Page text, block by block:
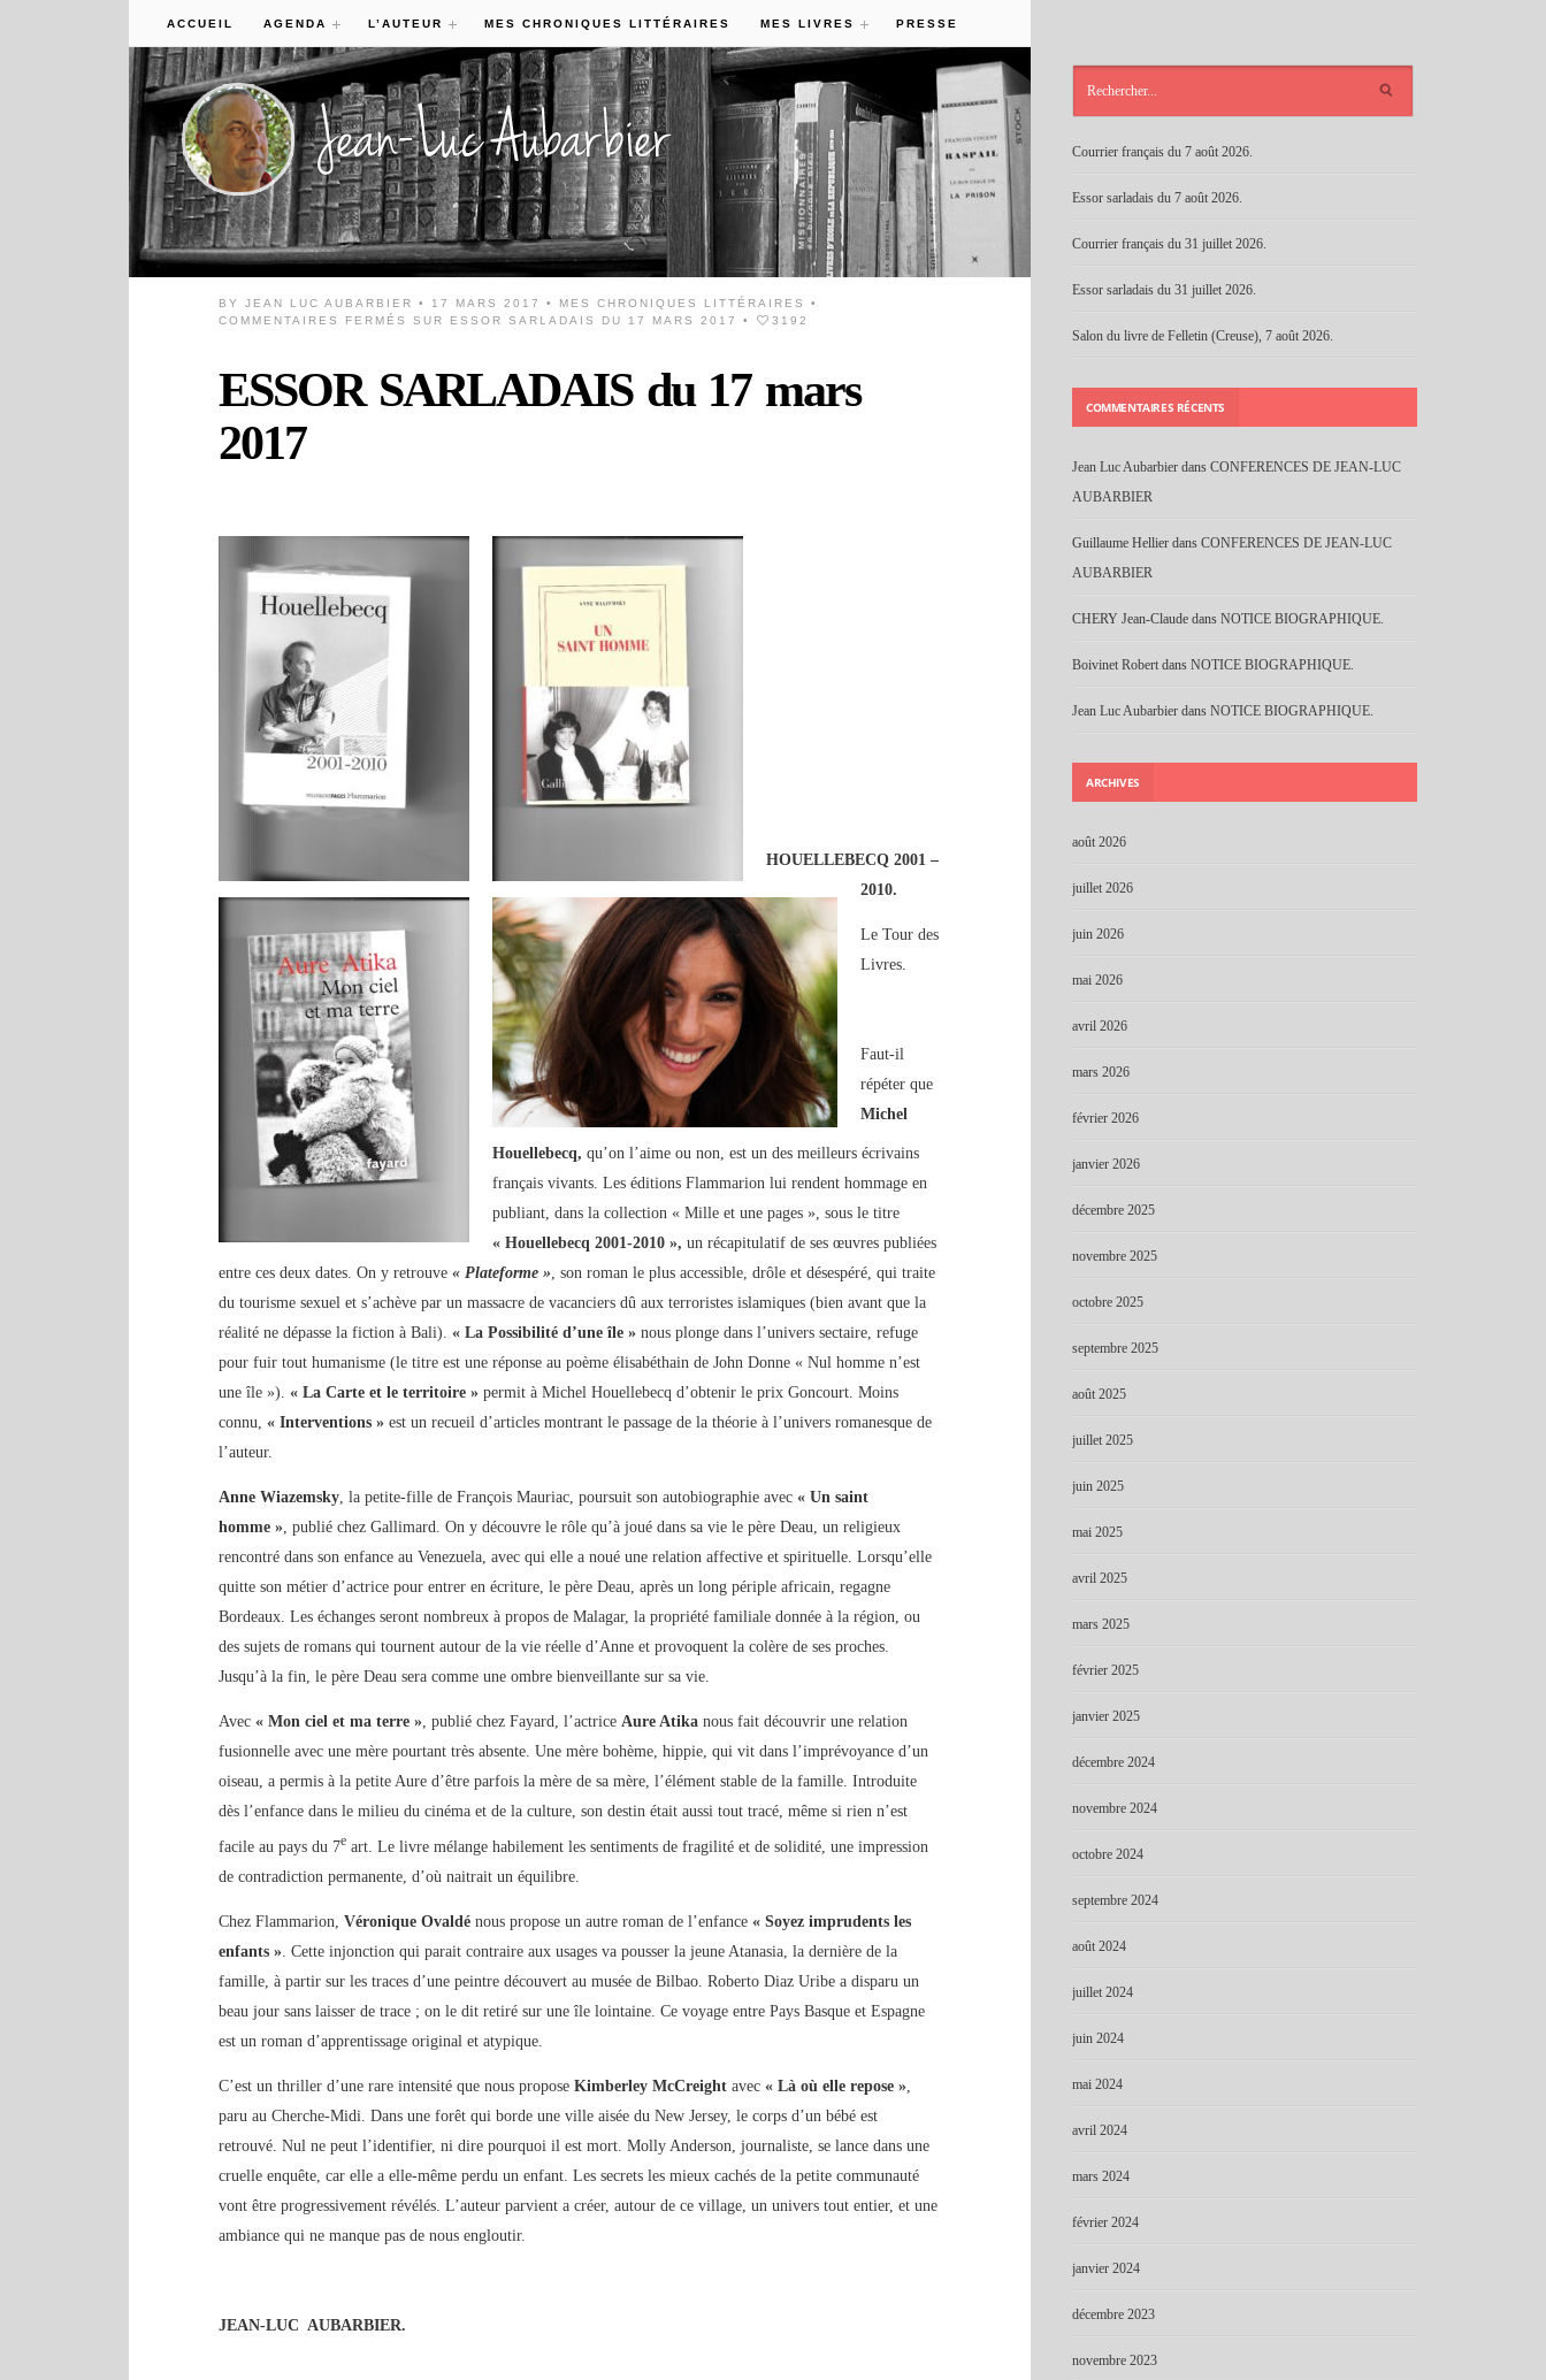
ACCUEIL AGENDA L’AUTEUR MES CHRONIQUES LITTÉRAIRES MES LIVRES PRESSE
BYJEAN LUC AUBARBIER • 17 MARS 2017 • MES CHRONIQUES LITTÉRAIRES
•
COMMENTAIRES FERMÉS
SUR ESSOR SARLADAIS DU 17 MARS 2017 • 3192
ESSOR SARLADAIS du 17 mars
2017
HOUELLEBECQ 2001 –
2010.
Le Tour des
Livres.
Faut-il
répéter que
Michel
Houellebecq,qu’on l’aime ou non, est un des meilleurs écrivains
français vivants. Les éditions Flammarion lui rendent hommage en
publiant, dans la collection « Mille et une pages », sous le titre
« Houellebecq 2001-2010 », un récapitulatif de ses œuvres publiées
entre ces deux dates. On y retrouve« Plateforme », son roman le plus accessible, drôle et désespéré, qui traite
du tourisme sexuel et s’achève par un massacre de vacanciers dû aux terroristes islamiques (bien avant que la
réalité ne dépasse la fiction à Bali).« La Possibilité d’une île » nous plonge dans l’univers sectaire, refuge
pour fuir tout humanisme (le titre est une réponse au poème élisabéthain de John Donne « Nul homme n’est
une île »).« La Carte et le territoire » permit à Michel Houellebecq d’obtenir le prix Goncourt. Moins
connu,« Interventions » est un recueil d’articles montrant le passage de la théorie à l’univers romanesque de
l’auteur.
Anne Wiazemsky, la petite-fille de François Mauriac, poursuit son autobiographie avec« Un saint
homme », publié chez Gallimard. On y découvre le rôle qu’à joué dans sa vie le père Deau, un religieux
rencontré dans son enfance au Venezuela, avec qui elle a noué une relation affective et spirituelle. Lorsqu’elle
quitte son métier d’actrice pour entrer en écriture, le père Deau, après un long périple africain, regagne
Bordeaux. Les échanges seront nombreux à propos de Malagar, la propriété familiale donnée à la région, ou
des sujets de romans qui tournent autour de la vie réelle d’Anne et provoquent la colère de ses proches.
Jusqu’à la fin, le père Deau sera comme une ombre bienveillante sur sa vie.
Avec« Mon ciel et ma terre », publié chez Fayard, l’actriceAure Atika nous fait découvrir une relation
fusionnelle avec une mère pourtant très absente. Une mère bohème, hippie, qui vit dans l’imprévoyance d’un
oiseau, a permis à la petite Aure d’être parfois la mère de sa mère, l’élément stable de la famille. Introduite
dès l’enfance dans le milieu du cinéma et de la culture, son destin était aussi tout tracé, même si rien n’est
facile au pays du 7e art. Le livre mélange habilement les sentiments de fragilité et de solidité, une impression
de contradiction permanente, d’où naitrait un équilibre.
Chez Flammarion,Véronique Ovaldé nous propose un autre roman de l’enfance« Soyez imprudents les
enfants » . Cette injonction qui parait contraire aux usages va pousser la jeune Atanasia, la dernière de la
famille, à partir sur les traces d’une peintre découvert au musée de Bilbao. Roberto Diaz Uribe a disparu un
beau jour sans laisser de trace ; on le dit retiré sur une île lointaine. Ce voyage entre Pays Basque et Espagne
est un roman d’apprentissage original et atypique.
C’est un thriller d’une rare intensité que nous proposeKimberley McCreight avec« Là où elle repose »
paru au Cherche-Midi. Dans une forêt qui borde une ville aisée du New Jersey, le corps d’un bébé est
retrouvé. Nul ne peut l’identifier, ni dire pourquoi il est mort. Molly Anderson, journaliste, se lance dans une
cruelle enquête, car elle a elle-même perdu un enfant. Les secrets les mieux cachés de la petite communauté
vont être progressivement révélés. L’auteur parvient a créer, autour de ce village, un univers tout entier, et une
ambiance qui ne manque pas de nous engloutir.
JEAN-LUC AUBARBIER.
Courrier français du 7 août 2026.
Essor sarladais du 7 août 2026.
Courrier français du 31 juillet 2026.
Essor sarladais du 31 juillet 2026.
Salon du livre de Felletin (Creuse), 7 août 2026.
COMMENTAIRES RÉCENTS
Jean Luc Aubarbier dans CONFERENCES DE JEAN-LUC
AUBARBIER
Guillaume Hellier dans CONFERENCES DE JEAN-LUC
AUBARBIER
CHERY Jean-Claude dans NOTICE BIOGRAPHIQUE.
Boivinet Robert dans NOTICE BIOGRAPHIQUE.
Jean Luc Aubarbier dans NOTICE BIOGRAPHIQUE.
ARCHIVES
août 2026
juillet 2026
juin 2026
mai 2026
avril 2026
mars 2026
février 2026
janvier 2026
décembre 2025
novembre 2025
octobre 2025
septembre 2025
août 2025
juillet 2025
juin 2025
mai 2025
avril 2025
mars 2025
février 2025
janvier 2025
décembre 2024
novembre 2024
octobre 2024
septembre 2024
août 2024
juillet 2024
juin 2024
mai 2024
avril 2024
mars 2024
février 2024
janvier 2024
décembre 2023
novembre 2023